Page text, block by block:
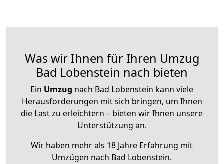
Was wir Ihnen für Ihren Umzug
Bad Lobenstein nach bieten
Ein Umzug nach Bad Lobenstein kann viele
Herausforderungen mit sich bringen, um Ihnen
die Last zu erleichtern – bieten wir Ihnen unsere
Unterstützung an.
Wir haben mehr als 18 Jahre Erfahrung mit
Umzügen nach Bad Lobenstein.